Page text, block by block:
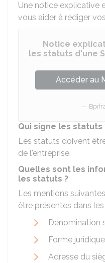
Une notice explicative
vous aider à rédiger
Notice
les statuts d'une
Accéder au
Qui signe les statuts
Les statuts doivent
de l'entreprise.
Quelles sont les
les statuts ?
Les mentions
être présentes dans
Dénomination
Forme juridique
Adresse du